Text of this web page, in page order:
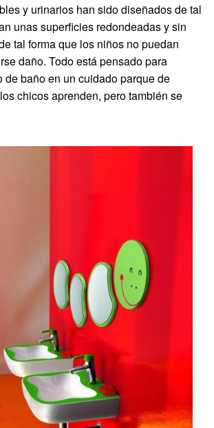
y urinarios han sido diseñados de tal
unas superficies redondeadas y sin
tal forma que los niños no puedan
daño. Todo está pensado para
de baño en un cuidado parque de
chicos aprenden, pero también se